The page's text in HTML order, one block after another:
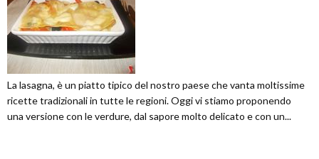
La lasagna, è un piatto tipico del nostro paese che vanta moltissime
ricette tradizionali in tutte le regioni. Oggi vi stiamo proponendo
una versione con le verdure, dal sapore molto delicato e con un...